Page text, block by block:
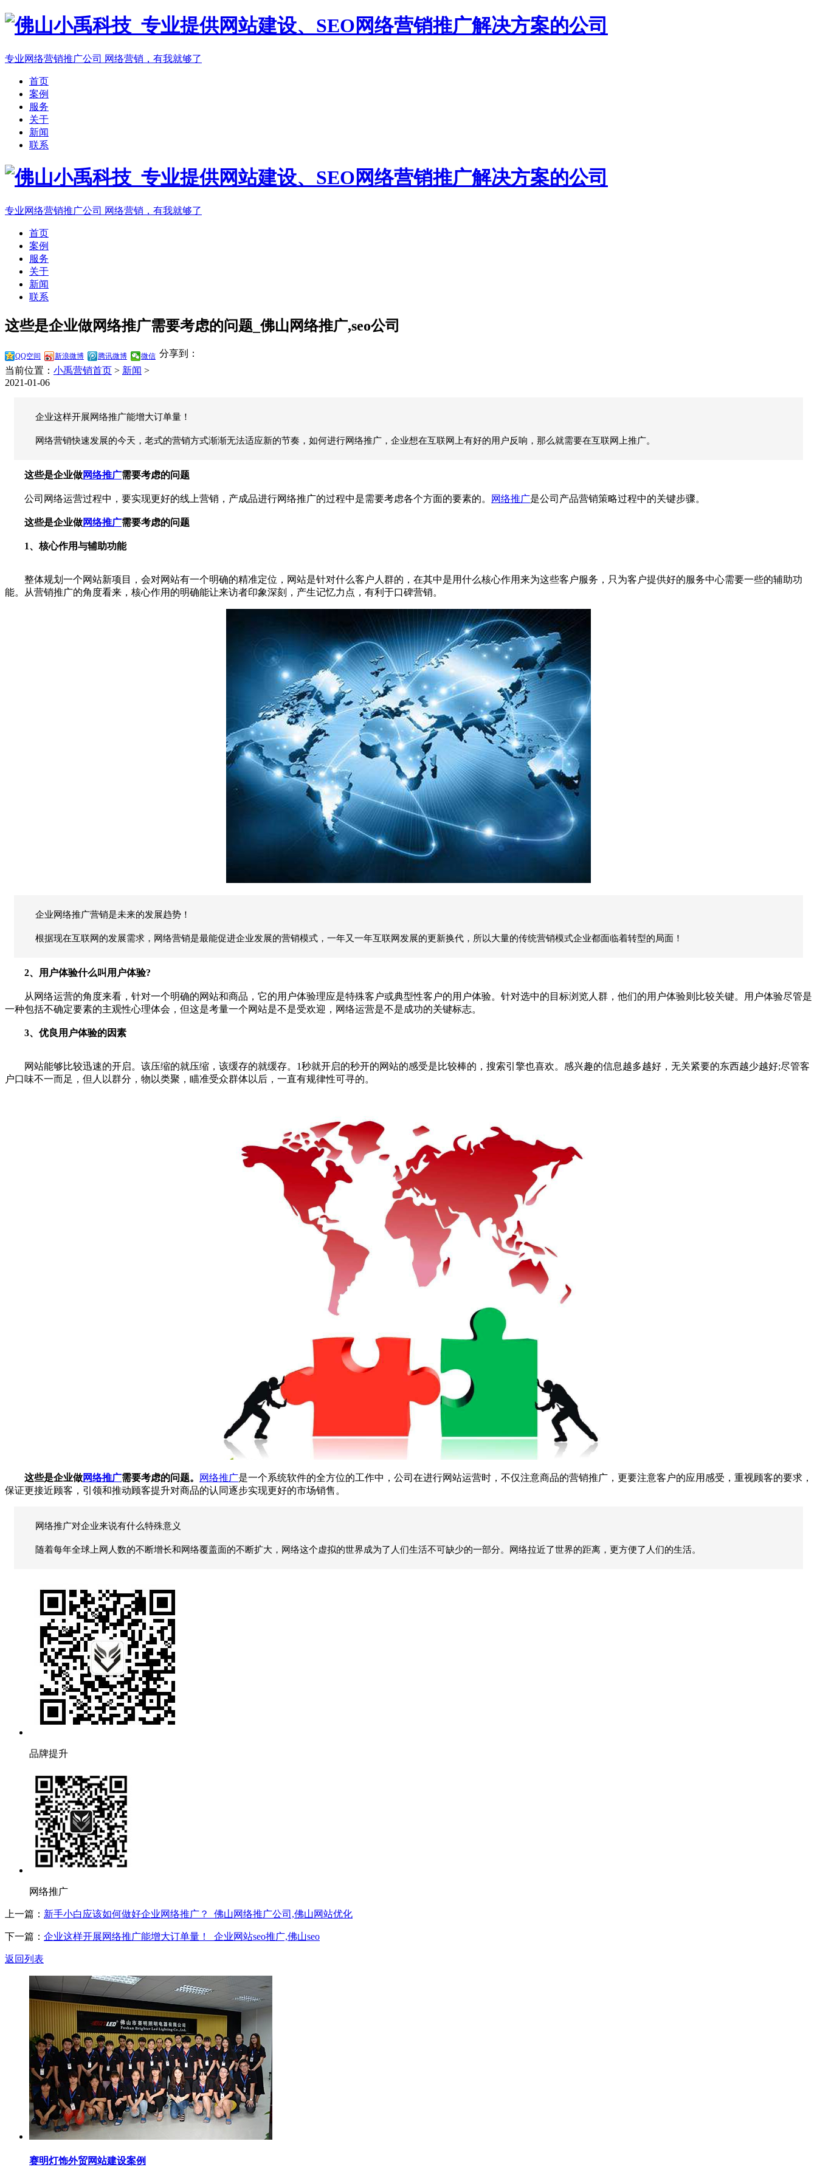
专业网络营销推广公司 网络营销，有我就够了
首页
案例
服务
关于
新闻
联系
专业网络营销推广公司 网络营销，有我就够了
首页
案例
服务
关于
新闻
联系
这些是企业做网络推广需要考虑的问题_佛山网络推广,seo公司
分享到：
QQ空间 新浪微博 腾讯微博 微信
当前位置： 小禹营销首页 > 新闻 >
2021-01-06
企业这样开展网络推广能增大订单量！
网络营销快速发展的今天，老式的营销方式渐渐无法适应新的节奏，如何进行网络推广，企业想在互联网上有好的用户反响，那么就需要在互联网上推广。
这些是企业做网络推广需要考虑的问题
公司网络运营过程中，要实现更好的线上营销，产成品进行网络推广的过程中是需要考虑各个方面的要素的。 网络推广是公司产品营销策略过程中的关键步骤。
这些是企业做网络推广需要考虑的问题
1、核心作用与辅助功能
整体规划一个网站新项目，会对网站有一个明确的精准定位，网站是针对什么客户人群的，在其中是用什么核心作用来为这些客户服务，只为客户提供好的服务中心需要一些的辅助功
能。从营销推广的角度看来，核心作用的明确能让来访者印象深刻，产生记忆力点，有利于口碑营销。
企业网络推广营销是未来的发展趋势！
根据现在互联网的发展需求，网络营销是最能促进企业发展的营销模式，一年又一年互联网发展的更新换代，所以大量的传统营销模式企业都面临着转型的局面！
2、用户体验什么叫用户体验?
从网络运营的角度来看，针对一个明确的网站和商品，它的用户体验理应是特殊客户或典型性客户的用户体验。针对选中的目标浏览人群，他们的用户体验则比较关键。用户体验尽管是
一种包括不确定要素的主观性心理体会，但这是考量一个网站是不是受欢迎，网络运营是不是成功的关键标志。
3、优良用户体验的因素
网站能够比较迅速的开启。该压缩的就压缩，该缓存的就缓存。1秒就开启的秒开的网站的感受是比较棒的，搜索引擎也喜欢。感兴趣的信息越多越好，无关紧要的东西越少越好;尽管客
户口味不一而足，但人以群分，物以类聚，瞄准受众群体以后，一直有规律性可寻的。
这些是企业做网络推广需要考虑的问题。 网络推广是一个系统软件的全方位的工作中，公司在进行网站运营时，不仅注意商品的营销推广，更要注意客户的应用感受，重视顾客的要求，
保证更接近顾客，引领和推动顾客提升对商品的认同逐步实现更好的市场销售。
网络推广对企业来说有什么特殊意义
随着每年全球上网人数的不断增长和网络覆盖面的不断扩大，网络这个虚拟的世界成为了人们生活不可缺少的一部分。网络拉近了世界的距离，更方便了人们的生活。
品牌提升
网络推广
上一篇： 新手小白应该如何做好企业网络推广？_佛山网络推广公司,佛山网站优化
下一篇： 企业这样开展网络推广能增大订单量！_企业网站seo推广,佛山seo
返回列表
赛明灯饰外贸网站建设案例